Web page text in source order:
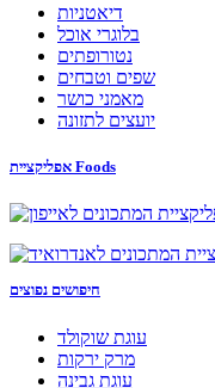
דיאטניות
בלוגרי אוכל
נטורופתים
שפים וטבחים
מאמני כושר
יועצים לתזונה
אפליקציית Foods
חיפושים נפוצים
עוגת שוקולד
מרק ירקות
עוגת גבינה